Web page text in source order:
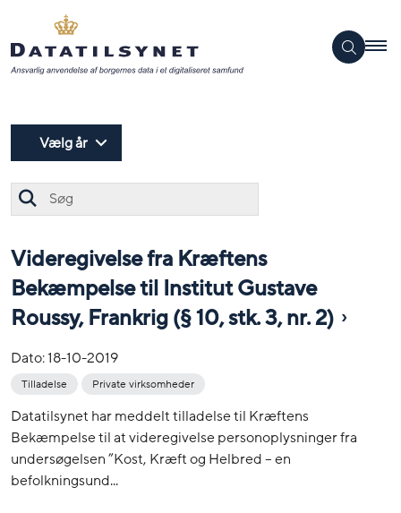
Vælg år
Videregivelse fra Kræftens
Bekæmpelse til Institut Gustave
Roussy, Frankrig (§ 10, stk. 3, nr. 2)
Dato:18-10-2019
Tilladelse Private virksomheder
Datatilsynet har meddelt tilladelse til Kræftens
Bekæmpelse til at videregivelse personoplysninger fra
undersøgelsen ”Kost, Kræft og Helbred – en
befolkningsund...